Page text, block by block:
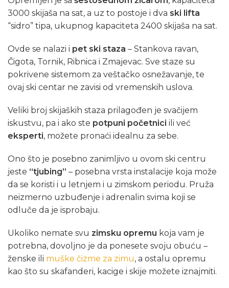
3000 skijaša na sat, a uz to postoje i dva ski lifta
“sidro” tipa, ukupnog kapaciteta 2400 skijaša na sat.
Ovde se nalazi i pet ski staza – Stankova ravan,
Čigota, Tornik, Ribnica i Zmajevac. Sve staze su
pokrivene sistemom za veštačko osnežavanje, te
ovaj ski centar ne zavisi od vremenskih uslova.
Veliki broj skijaških staza prilagođen je svačijem
iskustvu, pa i ako ste potpuni početnici ili već
eksperti, možete pronaći idealnu za sebe.
Ono što je posebno zanimljivo u ovom ski centru
jeste “tjubing” – posebna vrsta instalacije koja može
da se koristi i u letnjem i u zimskom periodu. Pruža
neizmerno uzbuđenje i adrenalin svima koji se
odluče da je isprobaju.
Ukoliko nemate svu zimsku opremu koja vam je
potrebna, dovoljno je da ponesete svoju obuću –
ženske ili muške čizme za zimu, a ostalu opremu
kao što su skafanderi, kacige i skije možete iznajmiti.